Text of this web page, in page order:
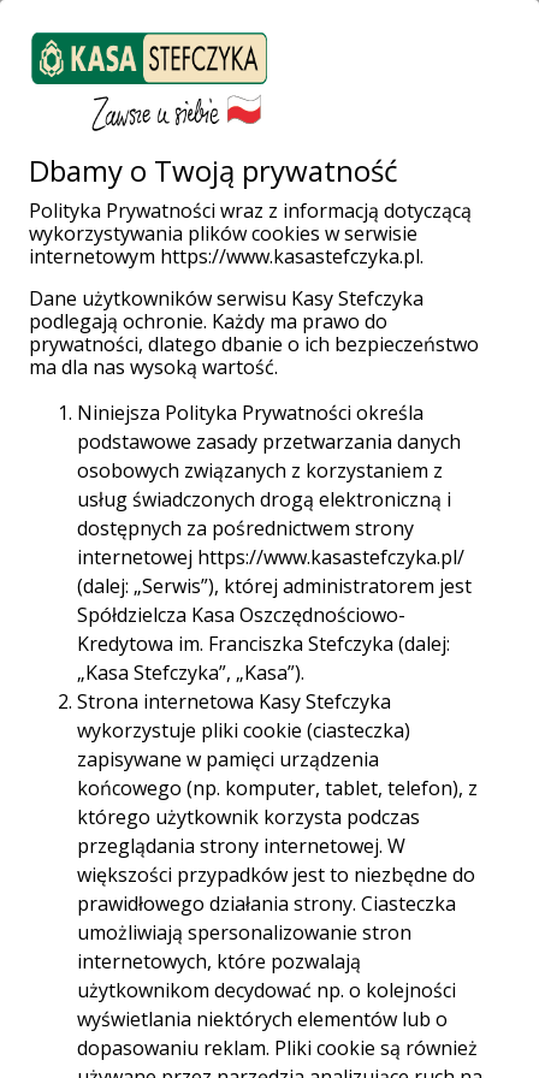
Weź pożyczkę
Załóż konto
Wyjątkowym
Dzieciom i
wyjątkowym
Mamom
10:10 01.07.2019 r.
Fundacja „Bajkowa Fabryka
Nadziei” kolejny raz sprawiła, że
Dzieci zBiałostockiej Onkologii
Dziecięcej oraz ich Mamy na
chwilę zapomniały o chorobie.
Pretekstem był Dzień Mamy i
Dbamy o Twoją prywatność
Polityka Prywatności wraz z informacją dotyczącą
wykorzystywania plików cookies w serwisie
internetowym https://www.kasastefczyka.pl.
Dane użytkowników serwisu Kasy Stefczyka
podlegają ochronie. Każdy ma prawo do
prywatności, dlatego dbanie o ich bezpieczeństwo
ma dla nas wysoką wartość.
Niniejsza Polityka Prywatności określa
podstawowe zasady przetwarzania danych
osobowych związanych z korzystaniem z
usług świadczonych drogą elektroniczną i
dostępnych za pośrednictwem strony
internetowej https://www.kasastefczyka.pl/
(dalej: „Serwis”), której administratorem jest
Spółdzielcza Kasa Oszczędnościowo-
Kredytowa im. Franciszka Stefczyka (dalej:
„Kasa Stefczyka”, „Kasa”).
Strona internetowa Kasy Stefczyka
wykorzystuje pliki cookie (ciasteczka)
zapisywane w pamięci urządzenia
końcowego (np. komputer, tablet, telefon), z
którego użytkownik korzysta podczas
przeglądania strony internetowej. W
większości przypadków jest to niezbędne do
prawidłowego działania strony. Ciasteczka
umożliwiają spersonalizowanie stron
internetowych, które pozwalają
użytkownikom decydować np. o kolejności
wyświetlania niektórych elementów lub o
dopasowaniu reklam. Pliki cookie są również